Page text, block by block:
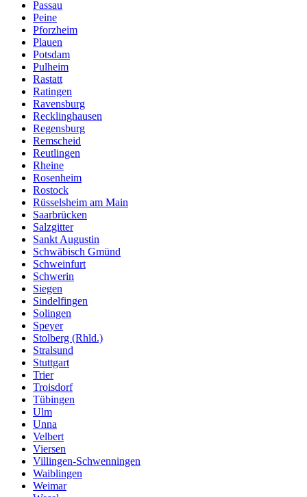
Passau
Peine
Pforzheim
Plauen
Potsdam
Pulheim
Rastatt
Ratingen
Ravensburg
Recklinghausen
Regensburg
Remscheid
Reutlingen
Rheine
Rosenheim
Rostock
Rüsselsheim am Main
Saarbrücken
Salzgitter
Sankt Augustin
Schwäbisch Gmünd
Schweinfurt
Schwerin
Siegen
Sindelfingen
Solingen
Speyer
Stolberg (Rhld.)
Stralsund
Stuttgart
Trier
Troisdorf
Tübingen
Ulm
Unna
Velbert
Viersen
Villingen-Schwenningen
Waiblingen
Weimar